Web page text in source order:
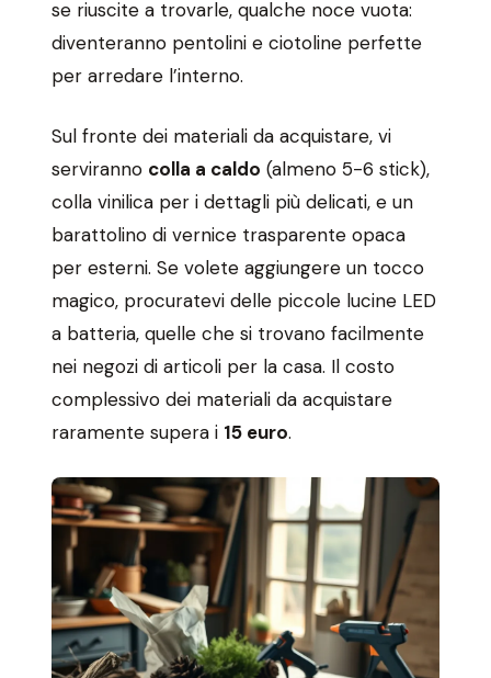
se riuscite a trovarle, qualche noce vuota:
diventeranno pentolini e ciotoline perfette
per arredare l’interno.
Sul fronte dei materiali da acquistare, vi
serviranno colla a caldo (almeno 5-6 stick),
colla vinilica per i dettagli più delicati, e un
barattolino di vernice trasparente opaca
per esterni. Se volete aggiungere un tocco
magico, procuratevi delle piccole lucine LED
a batteria, quelle che si trovano facilmente
nei negozi di articoli per la casa. Il costo
complessivo dei materiali da acquistare
raramente supera i 15 euro.